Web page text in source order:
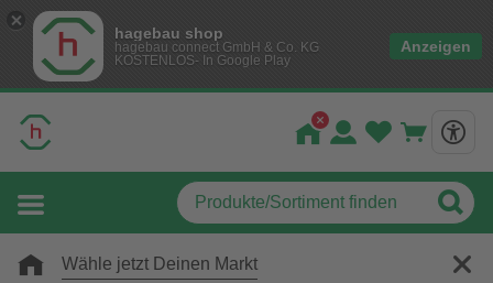
hagebau shop
hagebau connect GmbH & Co. KG
KOSTENLOS- In Google Play
Anzeigen
Wähle jetzt Deinen Markt